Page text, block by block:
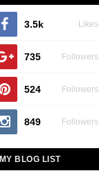
3.5k Likes
735 Followers
524 Followers
849 Followers
MY BLOG LIST